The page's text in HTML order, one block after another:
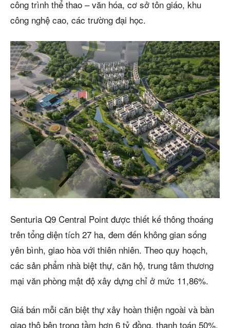
công trình thể thao – văn hóa, cơ sở tôn giáo, khu
công nghệ cao, các trường đại học.
Senturia Q9 Central Point được thiết kế thông thoáng
trên tổng diện tích 27 ha, đem đến không gian sống
yên bình, giao hòa với thiên nhiên. Theo quy hoạch,
các sản phẩm nhà biệt thự, căn hộ, trung tâm thương
mại văn phòng mật độ xây dựng chỉ ở mức 11,86%.
Giá bán mỗi căn biệt thự xây hoàn thiện ngoài và bàn
giao thô bên trong tầm hơn 6 tỷ đồng, thanh toán 50%,